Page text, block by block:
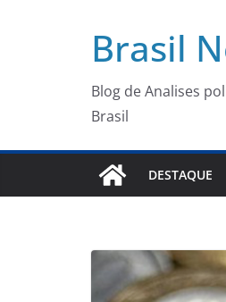
Brasil
Blog de Analises
Brasil
DESTAQUE